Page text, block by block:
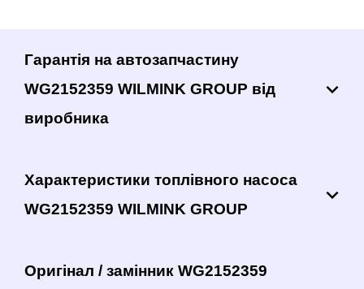
Гарантія на автозапчастину
WG2152359 WILMINK GROUP від
виробника
Характеристики топлівного насоса
WG2152359 WILMINK GROUP
Оригінал / замінник WG2152359